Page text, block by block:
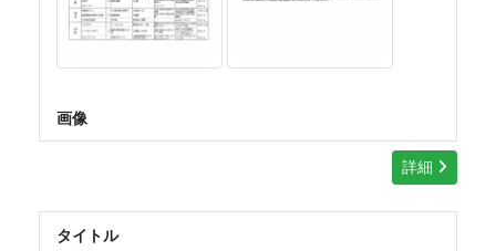
画像
詳細
タイトル